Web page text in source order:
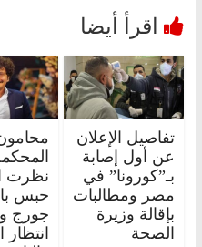
تفاصيل الإعلان
عن أول إصابة
بـ”كورونا” في
مصر ومطالبات
بإقالة وزيرة
الصحة
نظرت
حبس
جورج
انتظار